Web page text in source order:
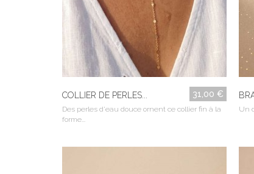
COLLIER DE PERLES... 31,00 €
Des perles d'eau douce ornent ce collier fin à la
forme...
Un